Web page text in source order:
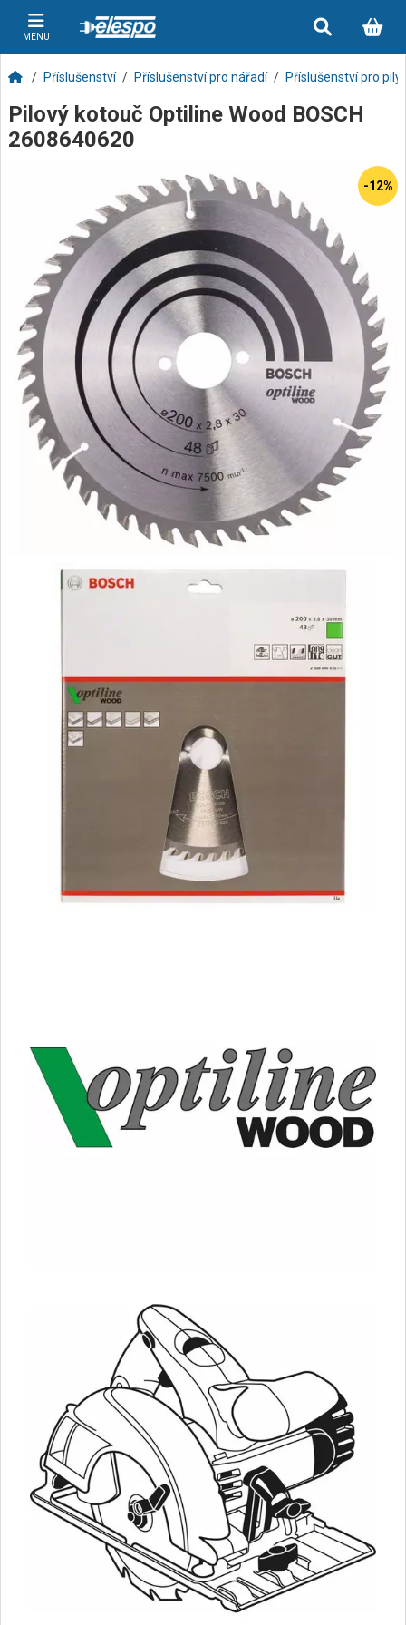
MENU
Příslušenství Příslušenství pro nářadí Příslušenství pro pily
Pilový kotouč Optiline Wood BOSCH
2608640620
-12%